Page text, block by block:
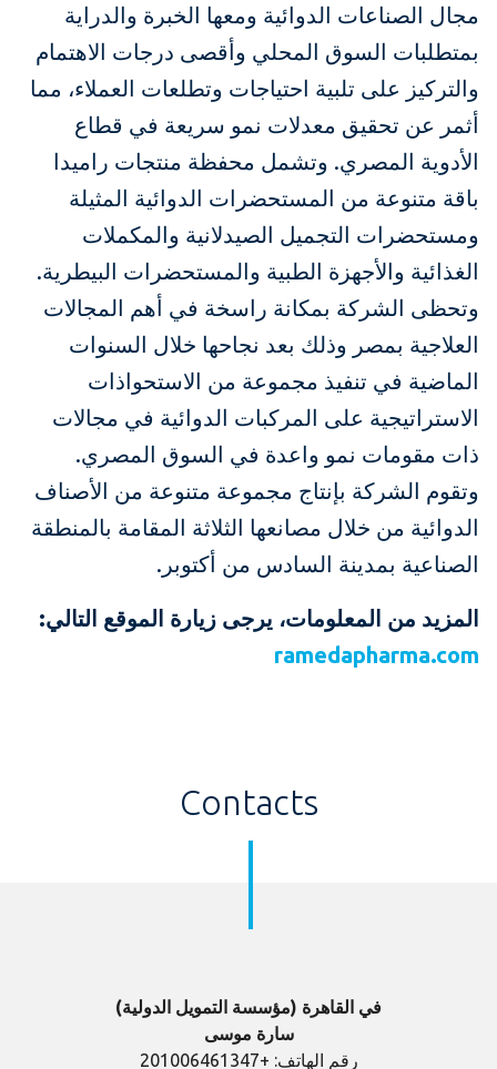
مجال الصناعات الدوائية ومعها الخبرة والدراية
بمتطلبات السوق المحلي وأقصى درجات الاهتمام
والتركيز على تلبية احتياجات وتطلعات العملاء، مما
أثمر عن تحقيق معدلات نمو سريعة في قطاع
الأدوية المصري. وتشمل محفظة منتجات راميدا
باقة متنوعة من المستحضرات الدوائية المثيلة
ومستحضرات التجميل الصيدلانية والمكملات
الغذائية والأجهزة الطبية والمستحضرات البيطرية.
وتحظى الشركة بمكانة راسخة في أهم المجالات
العلاجية بمصر وذلك بعد نجاحها خلال السنوات
الماضية في تنفيذ مجموعة من الاستحواذات
الاستراتيجية على المركبات الدوائية في مجالات
ذات مقومات نمو واعدة في السوق المصري.
وتقوم الشركة بإنتاج مجموعة متنوعة من الأصناف
الدوائية من خلال مصانعها الثلاثة المقامة بالمنطقة
الصناعية بمدينة السادس من أكتوبر.
المزيد من المعلومات، يرجى زيارة الموقع التالي:
ramedapharma.com
Contacts
في القاهرة (مؤسسة التمويل الدولية)
سارة موسى
رقم الهاتف: +201006461347